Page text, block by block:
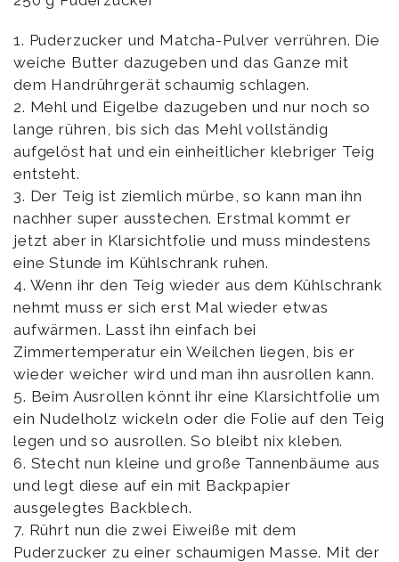
1. Puderzucker und Matcha-Pulver verrühren. Die
weiche Butter dazugeben und das Ganze mit
dem Handrührgerät schaumig schlagen.
2. Mehl und Eigelbe dazugeben und nur noch so
lange rühren, bis sich das Mehl vollständig
aufgelöst hat und ein einheitlicher klebriger Teig
entsteht.
3. Der Teig ist ziemlich mürbe, so kann man ihn
nachher super ausstechen. Erstmal kommt er
jetzt aber in Klarsichtfolie und muss mindestens
eine Stunde im Kühlschrank ruhen.
4. Wenn ihr den Teig wieder aus dem Kühlschrank
nehmt muss er sich erst Mal wieder etwas
aufwärmen. Lasst ihn einfach bei
Zimmertemperatur ein Weilchen liegen, bis er
wieder weicher wird und man ihn ausrollen kann.
5. Beim Ausrollen könnt ihr eine Klarsichtfolie um
ein Nudelholz wickeln oder die Folie auf den Teig
legen und so ausrollen. So bleibt nix kleben.
6. Stecht nun kleine und große Tannenbäume aus
und legt diese auf ein mit Backpapier
ausgelegtes Backblech.
7. Rührt nun die zwei Eiweiße mit dem
Puderzucker zu einer schaumigen Masse. Mit der